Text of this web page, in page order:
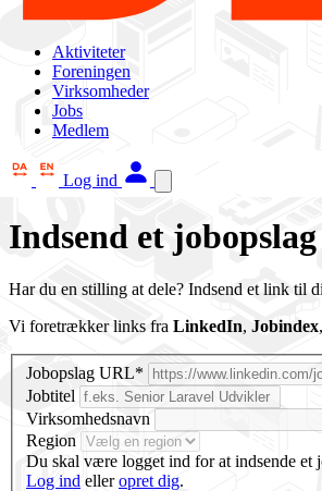
Aktiviteter
Foreningen
Virksomheder
Jobs
Medlem
Log ind
Indsend et jobopslag
Har du en stilling at dele? Indsend et link til
Vi foretrækker links fra LinkedIn, Jobindex,
Jobopslag URL*
Jobtitel
Virksomhedsnavn
Region
Du skal være logget ind for at indsende et
Log ind elleropret dig.